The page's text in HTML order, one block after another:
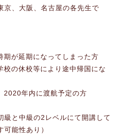
京、大阪、名古屋の各先生で
期が延期になってしまった方
校の休校等により途中帰国にな
2020年内に渡航予定の方
と中級の2レベルにて開講して
能性あり）